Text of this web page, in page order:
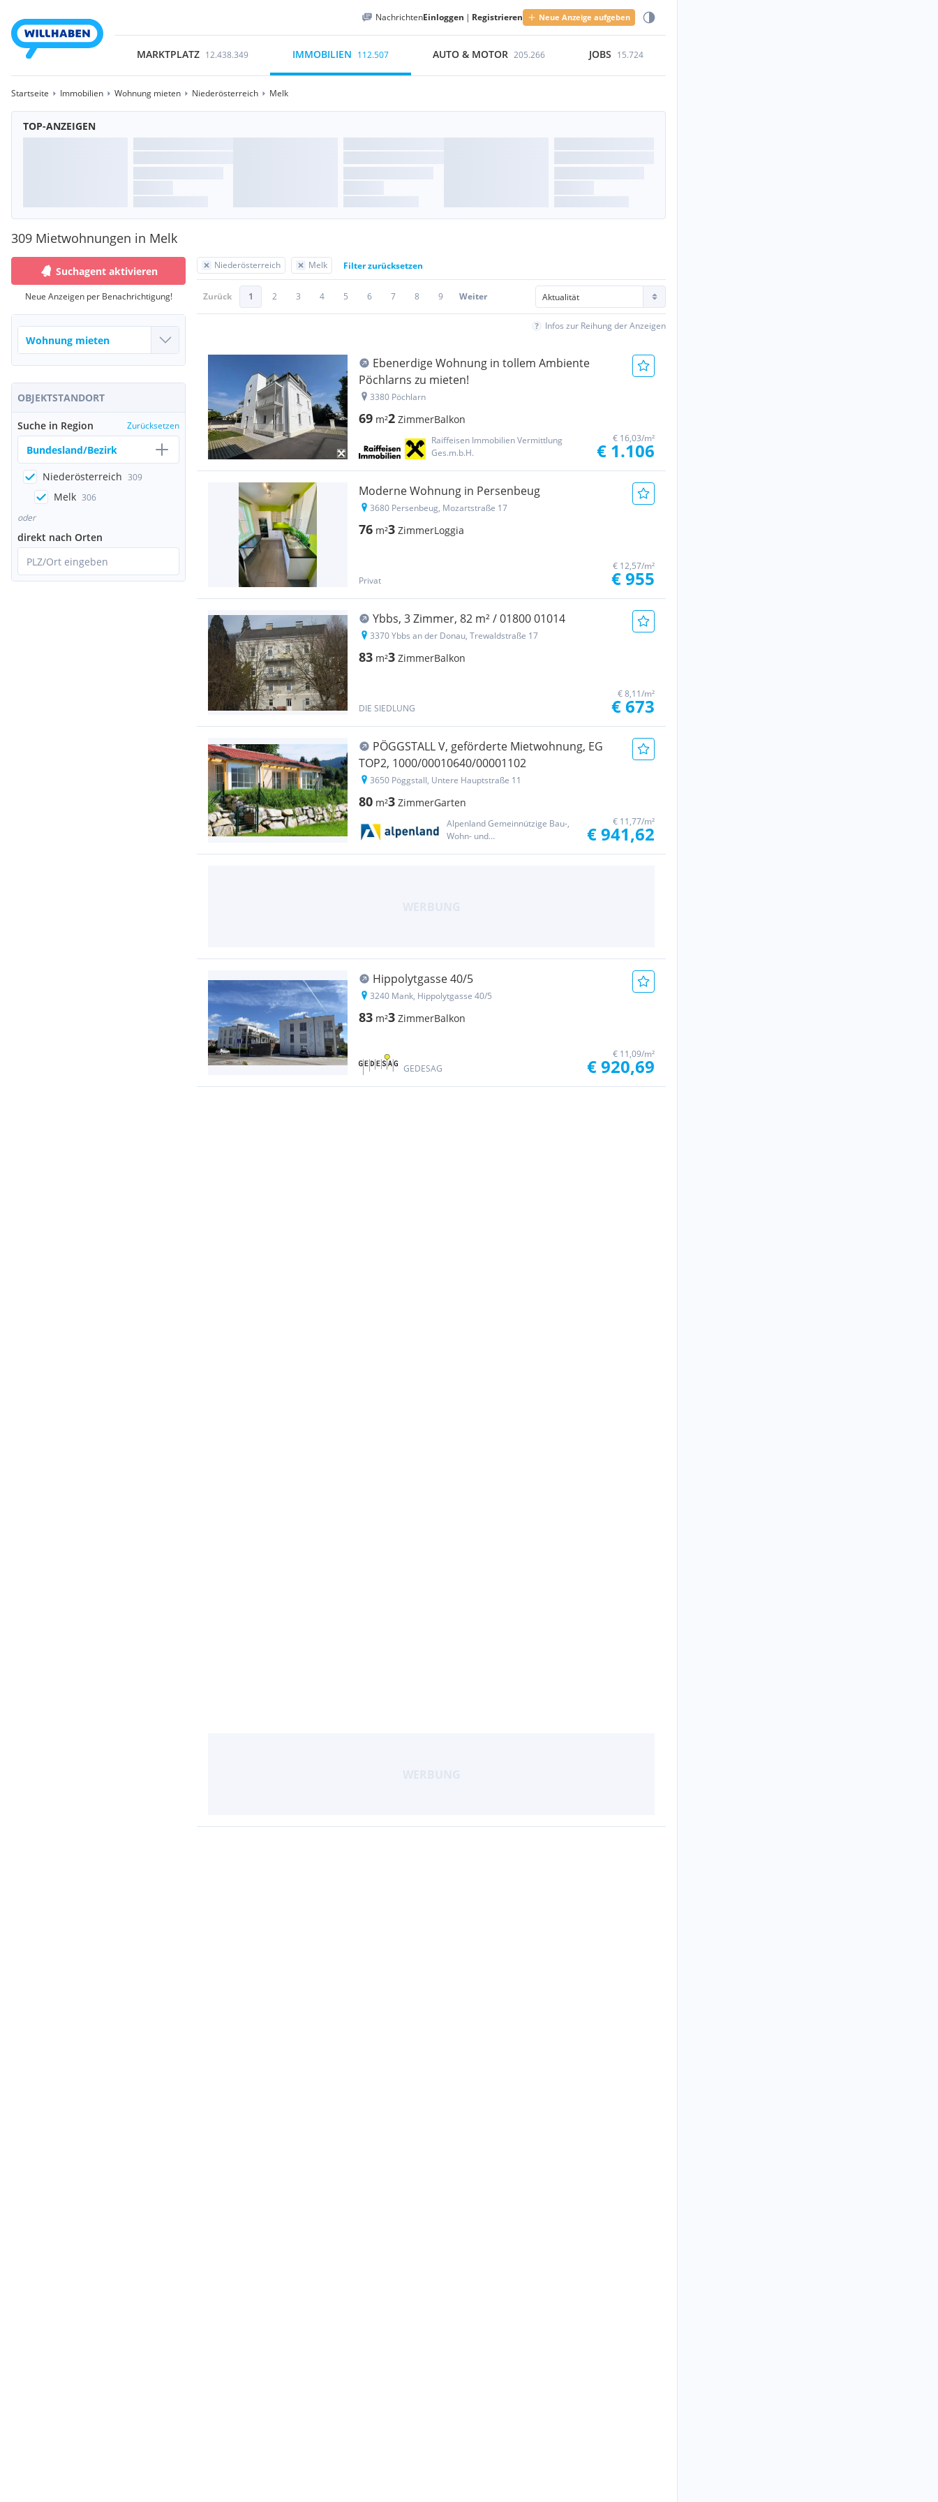
NachrichtenEinloggen | Registrieren Neue Anzeige aufgeben
MARKTPLATZ 12.438.349 IMMOBILIEN 112.507 AUTO & MOTOR 205.266 JOBS 15.724
Startseite Immobilien Wohnung mieten Niederösterreich Melk
TOP-ANZEIGEN
309 Mietwohnungen in Melk
Suchagent aktivieren
Neue Anzeigen per Benachrichtigung!
OBJEKTSTANDORT
Suche in Region Zurücksetzen
Bundesland/Bezirk
Niederösterreich 309
Melk 306
oder
direkt nach Orten
PLZ/Ort eingeben
Niederösterreich Melk Filter zurücksetzen
Zurück 1 2 3 4 5 6 7 8 9 Weiter
Infos zur Reihung der Anzeigen
Ebenerdige Wohnung in tollem Ambiente
Pöchlarns zu mieten!
3380 Pöchlarn
69 m²2 ZimmerBalkon
Raiffeisen Immobilien Vermittlung
Ges.m.b.H.
€ 16,03/m²
€ 1.106
Moderne Wohnung in Persenbeug
3680 Persenbeug, Mozartstraße 17
76 m²3 ZimmerLoggia
Privat
€ 12,57/m²
€ 955
Ybbs, 3 Zimmer, 82 m² / 01800 01014
3370 Ybbs an der Donau, Trewaldstraße 17
83 m²3 ZimmerBalkon
DIE SIEDLUNG
€ 8,11/m²
€ 673
PÖGGSTALL V, geförderte Mietwohnung, EG
TOP2, 1000/00010640/00001102
3650 Pöggstall, Untere Hauptstraße 11
80 m²3 ZimmerGarten
Alpenland Gemeinnützige Bau-,
Wohn- und
€ 11,77/m²
€ 941,62
Hippolytgasse 40/5
3240 Mank, Hippolytgasse 40/5
83 m²3 ZimmerBalkon
GEDESAG
€ 11,09/m²
€ 920,69